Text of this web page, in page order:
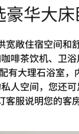
豪华大
敞住宿空间和
啡茶饮机、卫
有大理石浴室
人空间，您还
服说明您的客